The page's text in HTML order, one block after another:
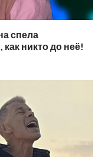
спела
никто до неё!